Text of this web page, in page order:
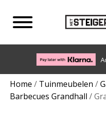
Home / Tuinmeubelen /
Barbecues Grandhall /